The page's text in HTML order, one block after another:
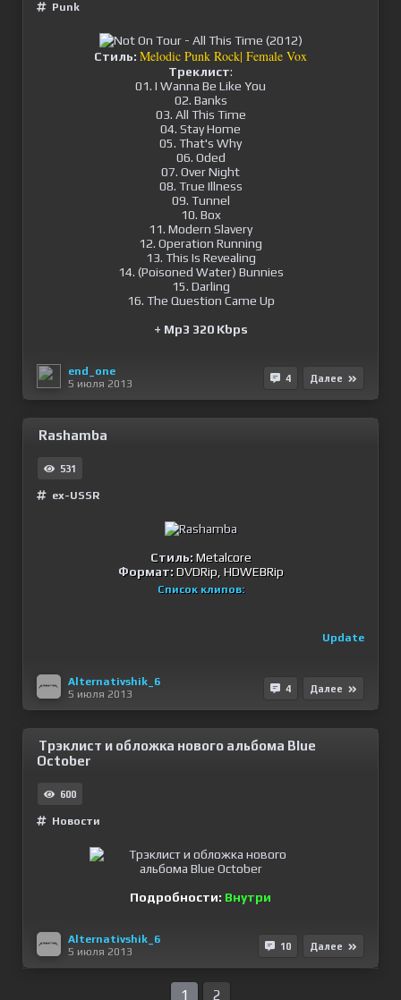
Punk
Стиль: Melodic Punk Rock| Female Vox
Треклист:
01. I Wanna Be Like You
02. Banks
03. All This Time
04. Stay Home
05. That's Why
06. Oded
07. Over Night
08. True Illness
09. Tunnel
10. Box
11. Modern Slavery
12. Operation Running
13. This Is Revealing
14. (Poisoned Water) Bunnies
15. Darling
16. The Question Came Up
+ Mp3 320 Kbps
end_one
5 июля 2013
4 Далее
Rashamba
531
ex-USSR
Стиль:Metalcore
Формат:DVDRip, HDWEBRip
Список клипов:
Update
Alternativshik_6
5 июля 2013
4 Далее
Трэклист и обложка нового альбома Blue
October
600
Новости
Подробности: Внутри
Alternativshik_6
5 июля 2013
10 Далее
1 2